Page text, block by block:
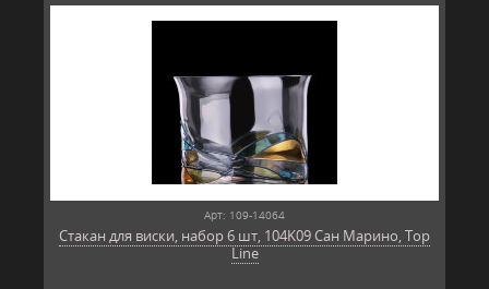
Арт: 109-14064
Стакан для виски, набор 6 шт, 104K09 Сан Марино, Top
Line